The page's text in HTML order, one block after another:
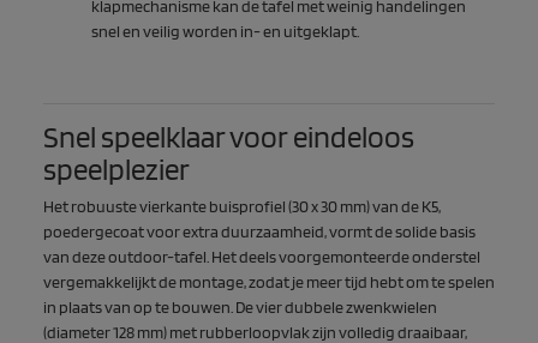
klapmechanisme kan de tafel met weinig handelingen
snel en veilig worden in- en uitgeklapt.
Snel speelklaar voor eindeloos
speelplezier
Het robuuste vierkante buisprofiel (30 x 30 mm) van de K5,
poedergecoat voor extra duurzaamheid, vormt de solide basis
van deze outdoor-tafel. Het deels voorgemonteerde onderstel
vergemakkelijkt de montage, zodat je meer tijd hebt om te spelen
in plaats van op te bouwen. De vier dubbele zwenkwielen
(diameter 128 mm) met rubberloopvlak zijn volledig draaibaar,